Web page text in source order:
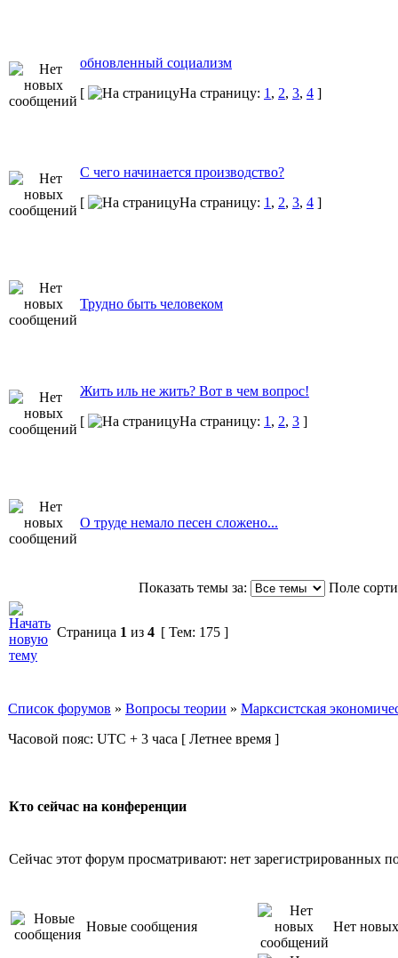
обновленный социализм
[
На страницу: 1 , 2, 3, 4 ]
С чего начинается производство?
[
На страницу: 1 , 2, 3, 4 ]
Трудно быть человеком
Жить иль не жить? Вот в чем вопрос!
[
На страницу: 1 , 2, 3 ]
О труде немало песен сложено...
Показать темы за: Поле
Страница 1 из 4 [ Тем: 175 ]
Список форумов » Вопросы теории » Марксистская
Часовой пояс: UTC + 3 часа [ Летнее время ]
Кто сейчас на конференции
Сейчас этот форум просматривают: нет зарегистрированных
Новые сообщения Нет